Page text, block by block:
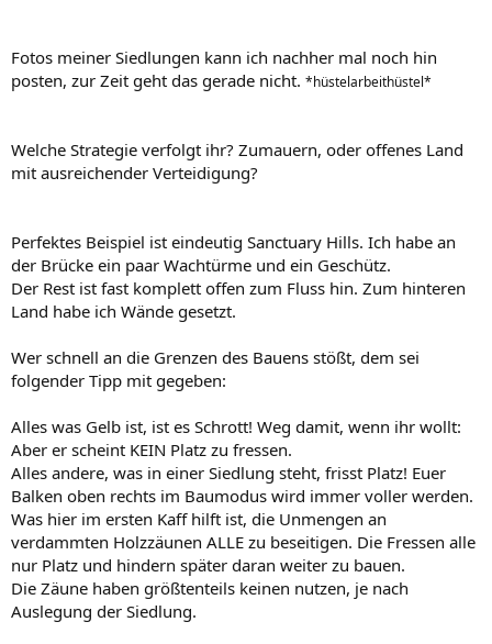
Fotos meiner Siedlungen kann ich nachher mal noch hin
posten, zur Zeit geht das gerade nicht. *hüstelarbeithüstel*
Welche Strategie verfolgt ihr? Zumauern, oder offenes Land
mit ausreichender Verteidigung?
Perfektes Beispiel ist eindeutig Sanctuary Hills. Ich habe an
der Brücke ein paar Wachtürme und ein Geschütz.
Der Rest ist fast komplett offen zum Fluss hin. Zum hinteren
Land habe ich Wände gesetzt.
Wer schnell an die Grenzen des Bauens stößt, dem sei
folgender Tipp mit gegeben:
Alles was Gelb ist, ist es Schrott! Weg damit, wenn ihr wollt:
Aber er scheint KEIN Platz zu fressen.
Alles andere, was in einer Siedlung steht, frisst Platz! Euer
Balken oben rechts im Baumodus wird immer voller werden.
Was hier im ersten Kaff hilft ist, die Unmengen an
verdammten Holzzäunen ALLE zu beseitigen. Die Fressen alle
nur Platz und hindern später daran weiter zu bauen.
Die Zäune haben größtenteils keinen nutzen, je nach
Auslegung der Siedlung.